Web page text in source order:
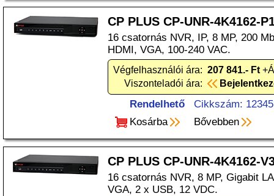
CP PLUS CP-UNR-4K4162-
16 csatornás NVR, IP, 8 MP, 200
HDMI, VGA, 100-240 VAC.
Végfelhasználói ára: 207 841.- Ft
Viszonteladói ára:
Rendelhető
Cikkszám:
Kosárba
Bővebben
CP PLUS CP-UNR-4K4162-
16 csatornás NVR, 8 MP, Gigabit
VGA, 2 x USB, 12 VDC.